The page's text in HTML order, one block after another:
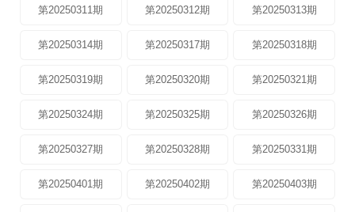
第20250311期 第20250312期 第20250313期
第20250314期 第20250317期 第20250318期
第20250319期 第20250320期 第20250321期
第20250324期 第20250325期 第20250326期
第20250327期 第20250328期 第20250331期
第20250401期 第20250402期 第20250403期